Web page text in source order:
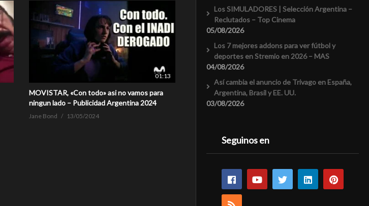
01:13
MOVISTAR, «Con todo» asi no vamos para
ningun lado – Publicidad Argentina 2024
Jane Bond 13/05/2024
Los SIMULADORES | Selección Argentina –
Reclutados – Top Cinema
05/08/2026
Los 7 mejores addons para ver fútbol y
deportes en Stremio en 2026 – MAS
04/08/2026
Así cambia el anuncio de Trivago en España,
Argentina, Brasil y EE. UU.
03/08/2026
Seguinos en